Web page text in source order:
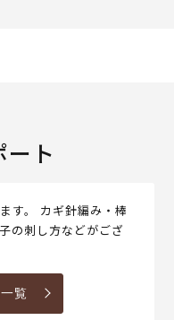
ト
す。 カギ針編み・棒
の刺し方などがござ
覧